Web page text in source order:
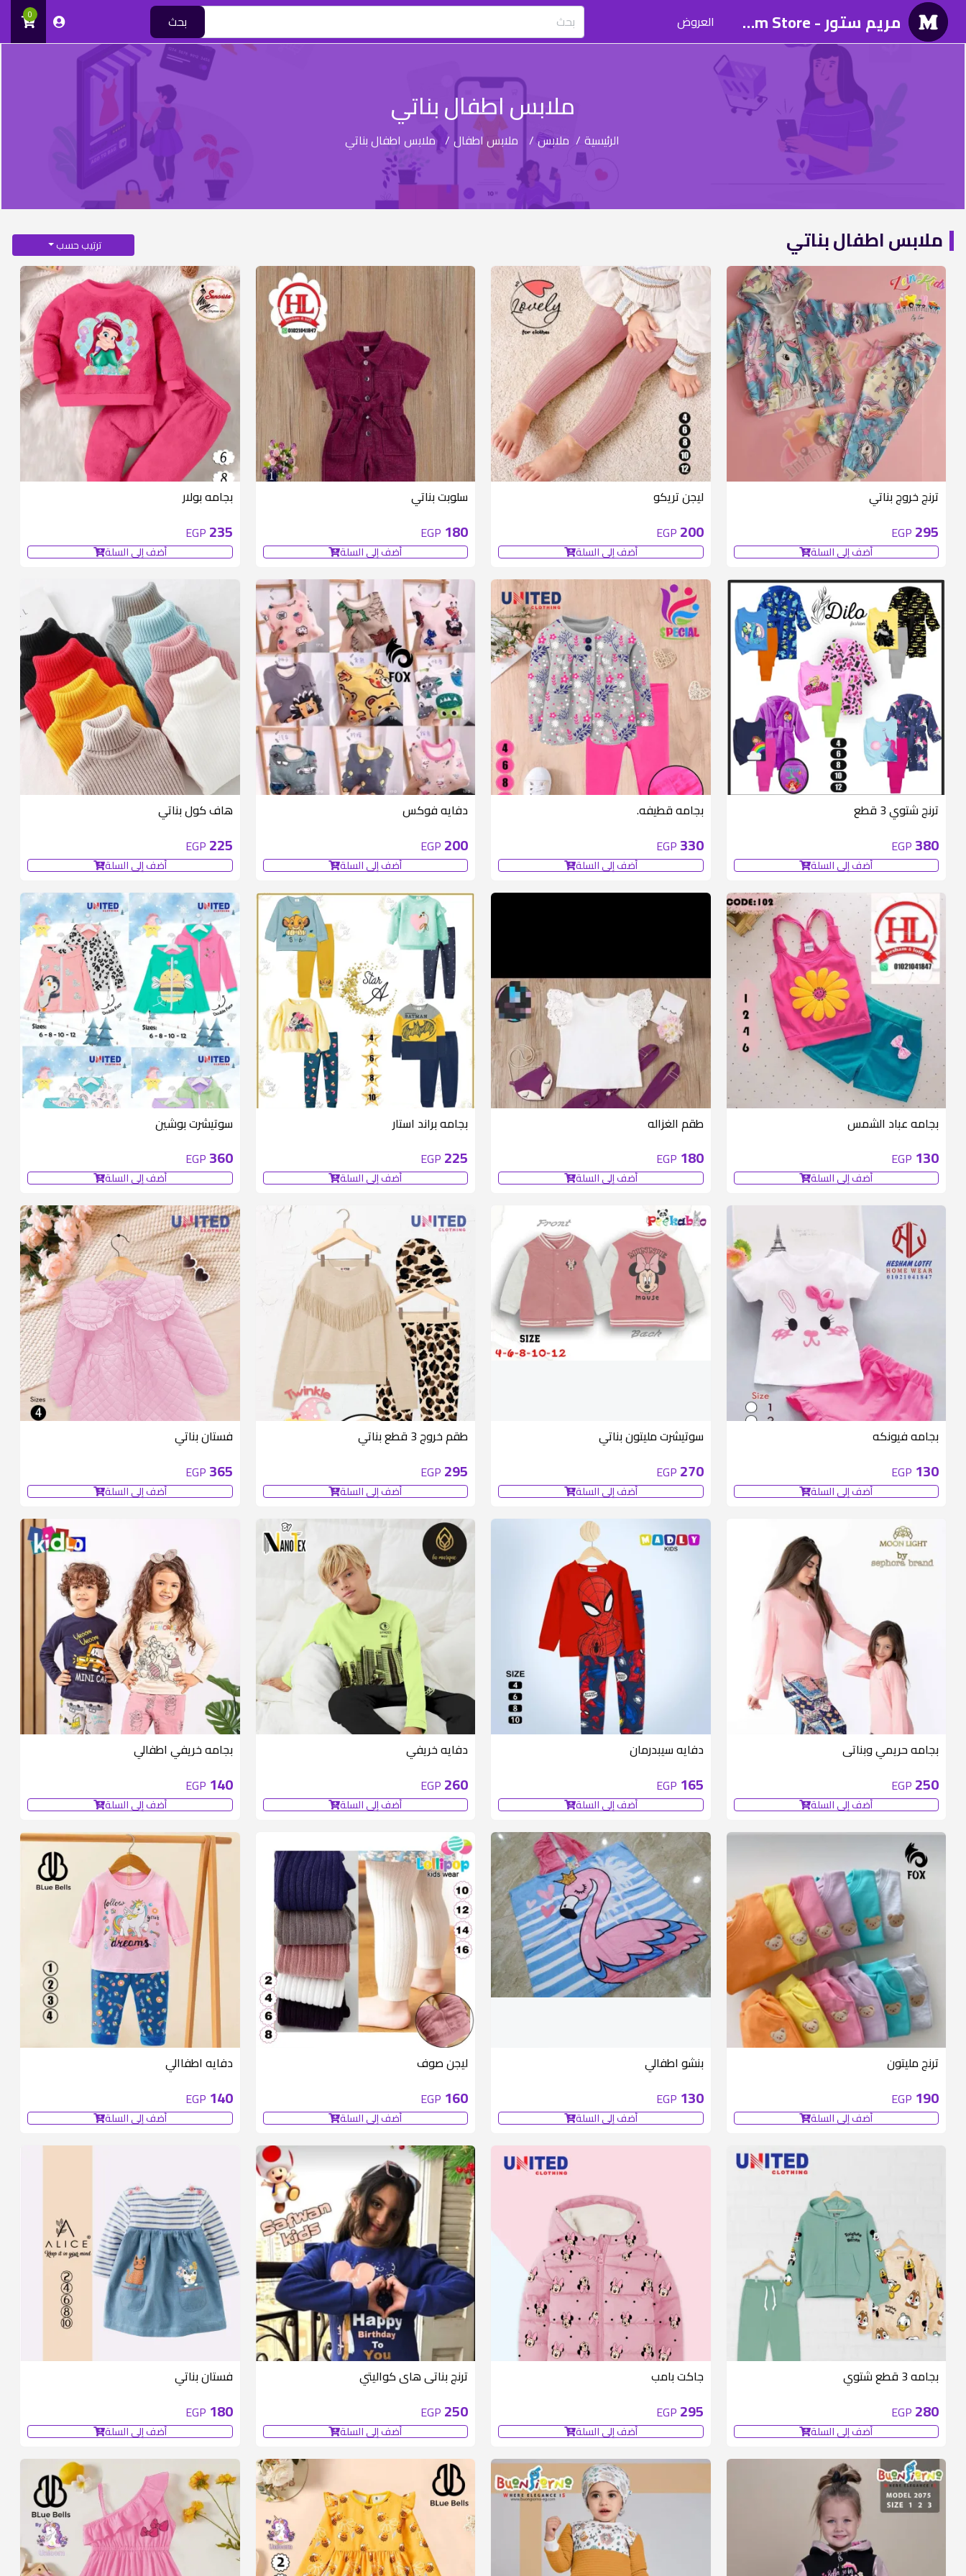
مريم ستور - Mariam Store العروض بحث 0
ملابس اطفال بناتي
الرئيسية / ملابس / ملابس اطفال / ملابس اطفال بناتي
ملابس اطفال بناتي ترتيب حسب
ترنج خروج بناتي
295
EGP
أضف إلى السلة
ليجن تريكو
200
EGP
أضف إلى السلة
متوفر 1 قطع سلوبت بناتي
180
EGP
أضف إلى السلة
بجامه بولار
235
EGP
أضف إلى السلة
ترنج شتوي 3 قطع
380
EGP
أضف إلى السلة
بجامه قطيفه.
330
EGP
أضف إلى السلة
دفايه فوكس
200
EGP
أضف إلى السلة
هاف كول بناتي
225
EGP
أضف إلى السلة
بجامه عباد الشمس
130
EGP
أضف إلى السلة
متوفر 1 قطع طقم الغزاله
180
EGP
أضف إلى السلة
متوفر 6 قطع بجامه براند استار
225
EGP
أضف إلى السلة
سوتيشرت بوشين
360
EGP
أضف إلى السلة
متوفر 1 قطع بجامه فيونكه
130
EGP
أضف إلى السلة
سوتيشرت مليتون بناتي
270
EGP
أضف إلى السلة
متوفر 3 قطع طقم خروج 3 قطع بناتي
295
EGP
أضف إلى السلة
فستان بناتي
365
EGP
أضف إلى السلة
بجامه حريمي وبناتى
250
EGP
أضف إلى السلة
متوفر 6 قطع دفايه سيبدرمان
165
EGP
أضف إلى السلة
دفايه خريفي
260
EGP
أضف إلى السلة
متوفر 6 قطع بجامه خريفي اطفالي
140
EGP
أضف إلى السلة
ترنج مليتون
190
EGP
أضف إلى السلة
بنشو اطفالي
130
EGP
أضف إلى السلة
ليجن صوف
160
EGP
أضف إلى السلة
متوفر 6 قطع دفايه اطفاالي
140
EGP
أضف إلى السلة
متوفر 6 قطع بجامه 3 قطع شتوي
280
EGP
أضف إلى السلة
متوفر 6 قطع جاكت بامب
295
EGP
أضف إلى السلة
متوفر 2 قطع ترنج بناتى هاى كواليتي
250
EGP
أضف إلى السلة
متوفر 6 قطع فستان بناتي
180
EGP
أضف إلى السلة